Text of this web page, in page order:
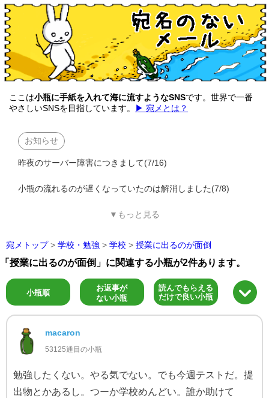
ここは小瓶に手紙を入れて海に流すようなSNSです。世界で一番
やさしいSNSを目指しています。
▶ 宛メとは？
お知らせ
昨夜のサーバー障害につきまして(7/16)
小瓶の流れるのが遅くなっていたのは解消しました(7/8)
▼もっと見る
宛メトップ > 学校・勉強 > 学校 > 授業に出るのが面倒
「授業に出るのが面倒」に関連する小瓶が2件あります。
小瓶順
お返事が
ない小瓶
読んでもらえる
だけで良い小瓶
macaron
53125通目の小瓶
勉強したくない。やる気でない。でも今週テストだ。提
出物とかあるし。つーか学校めんどい。誰か助けて